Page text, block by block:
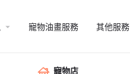
寵物油畫服務 其他服務
寵物店